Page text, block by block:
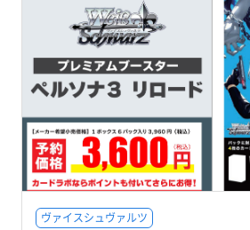
ヴァイスシュヴァルツ